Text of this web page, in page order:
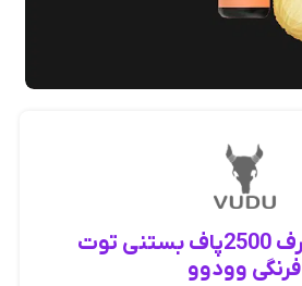
پاد یکبارمصرف 2500پاف بستنی توت
فرنگی وودوو